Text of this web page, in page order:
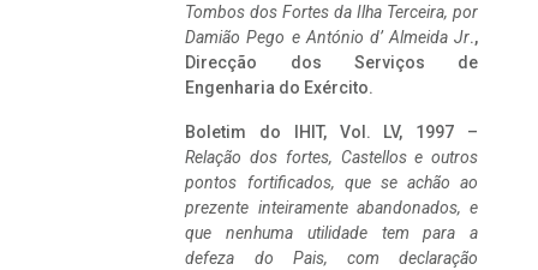
Tombos dos Fortes da Ilha Terceira, por
Damião Pego e António d’ Almeida Jr.,
Direcção dos Serviços de
Engenharia do Exército.
Boletim do IHIT, Vol. LV, 1997 –
Relação dos fortes, Castellos e outros
pontos fortificados, que se achão ao
prezente inteiramente abandonados, e
que nenhuma utilidade tem para a
defeza do Pais, com declaração